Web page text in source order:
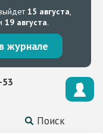
15 августа,
19 августа.
журнале
Поиск
53